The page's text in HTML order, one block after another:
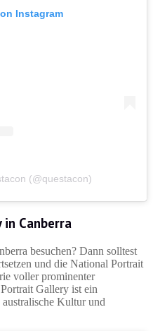
Instagram
(@questacon)
Canberra
besuchen? Dann solltest
und die National Portrait
voller prominenter
Gallery ist ein
Kultur und